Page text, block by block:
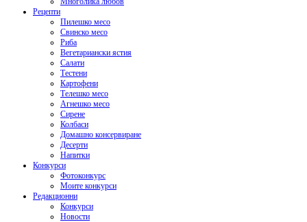
Рецепти
Пилешко месо
Свинско месо
Риба
Вегетариански ястия
Салати
Тестени
Картофени
Телешко месо
Агнешко месо
Сирене
Колбаси
Домашно консервиране
Десерти
Напитки
Конкурси
Фотоконкурс
Моите конкурси
Редакционни
Конкурси
Новости